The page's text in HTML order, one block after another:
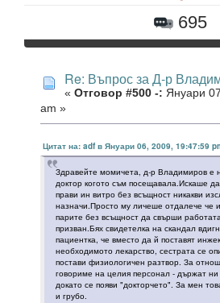
695
Re: Въпрос за Д-р
« Отговор #500 -: Януари
am »
Цитат на: adf в Януари 06, 2009, 19:47:59
Здравейте момичета, д-р Владимиров е
доктор когото съм посещавала.Искаше
прави ин витро без всъщност никакви
назначи.Просто му личеше отдалече че
парите без всъщност да свърши
призван.Бях свидетелка на скандал
пациентка, че вместо да й поставят
необходимото лекарство, сестрата се
постави физиологичен разтвор. За
говориме на целия персонал - държат ни
докато се появи "докторчето". За мен
и грубо.